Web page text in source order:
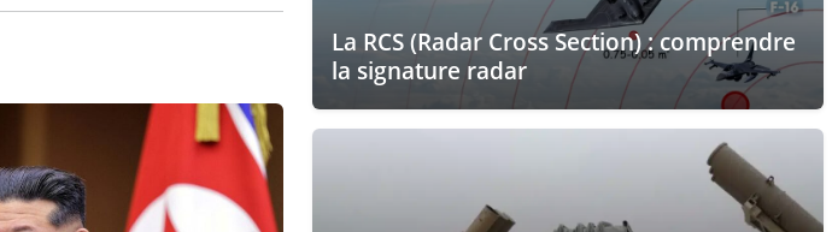
La RCS (Radar Cross Section) : comprendre
la signature radar